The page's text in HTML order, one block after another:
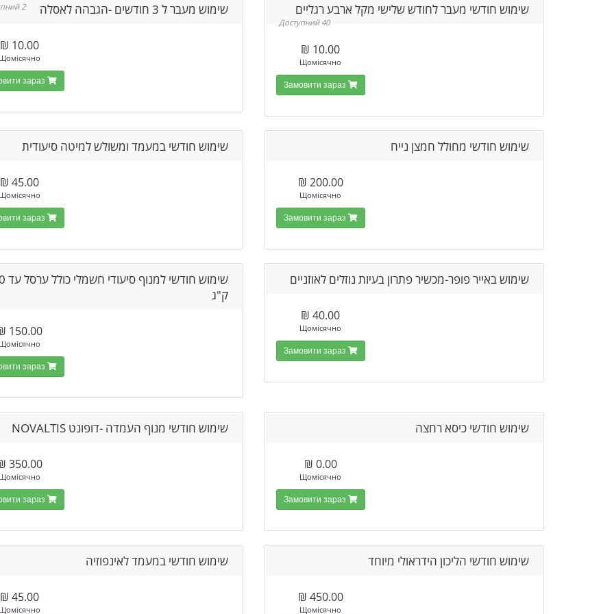
שימוש חודשי מעבר לחודש שלישי מקל ארבע רגליים
40 Доступний
10.00 ₪
Щомісячно
שימוש מעבר ל 3 חודשים -הגבהה לאסלה 2 Доступний
10.00 ₪
Щомісячно
שימוש חודשי מחולל חמצן נייח
200.00 ₪
Щомісячно
שימוש חודשי במעמד ומשולש למיטה סיעודית
45.00 ₪
Щомісячно
שימוש באייר פופר-מכשיר פתרון בעיות נוזלים לאוזניים
40.00 ₪
Щомісячно
שימוש
ק"ג
150.00 ₪
Щомісячно
שימוש חודשי כיסא רחצה
0.00 ₪
Щомісячно
שימוש חודשי מנוף העמדה -דופונט NOVALTIS
350.00 ₪
Щомісячно
שימוש חודשי הליכון הידראולי מיוחד
450.00 ₪
Щомісячно
שימוש חודשי במעמד לאינפוזיה
45.00 ₪
Щомісячно